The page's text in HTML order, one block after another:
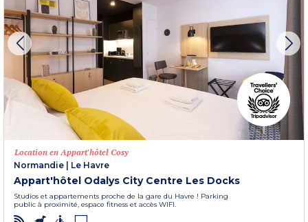
Location en Appart'hôtel Cosy
Normandie | Le Havre
Appart'hôtel Odalys City Centre Les Docks
Studios et appartements proche de la gare du Havre ! Parking
public à proximité, espace fitness et accès WIFI.